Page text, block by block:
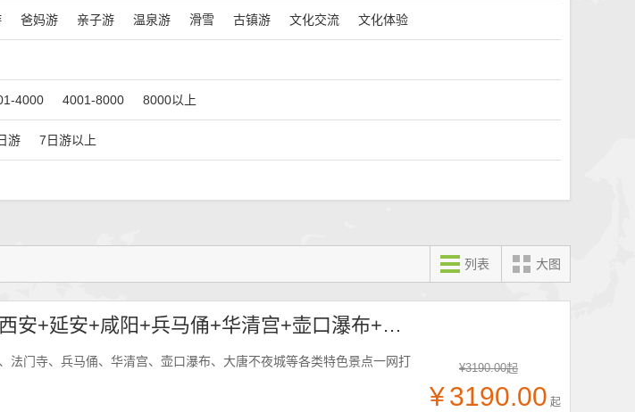
爸妈游 亲子游 温泉游 滑雪 古镇游 文化交流 文化体验
4000 4001-8000 8000以上
游 7日游以上
列表 大图
陕西省经典环线7日游 （西安+延安+咸阳+兵马俑+华清宫+壶口瀑布+大唐不夜城）
法门寺、兵马俑、华清宫、壶口瀑布、大唐不夜城等各类特色景点一网打
¥3190.00起
¥3190.00 起